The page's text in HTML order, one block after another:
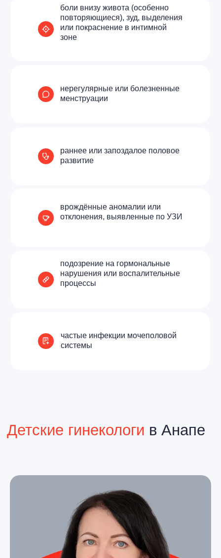
боли внизу живота (особенно
повторяющиеся), зуд, выделения
или покраснение в интимной
зоне
раннее или запоздалое половое
развитие
врождённые аномалии или
отклонения, выявленные по УЗИ
частые инфекции мочеполовой
системы
нерегулярные или болезненные
менструации
подозрение на гормональные
нарушения или воспалительные
процессы
Детские гинекологив Анапе